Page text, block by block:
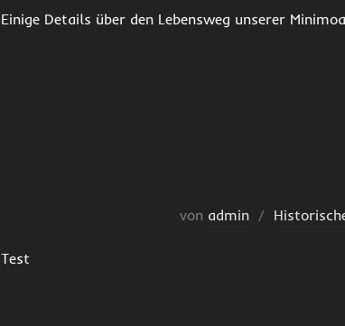
Einige Details über den Lebensweg unserer Minimoa
von admin
Test